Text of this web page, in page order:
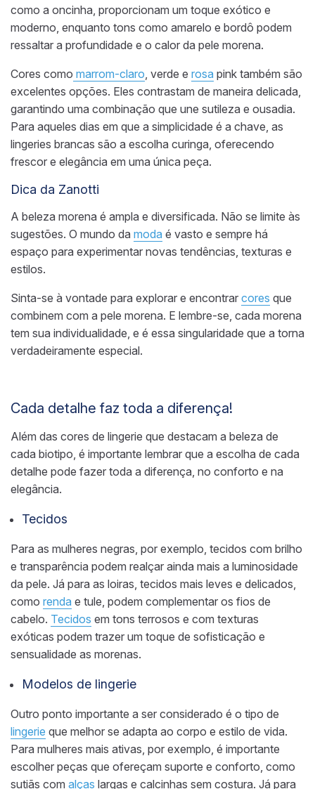
como a oncinha, proporcionam um toque exótico e
moderno, enquanto tons como amarelo e bordô podem
ressaltar a profundidade e o calor da pele morena.
Cores como marrom-claro , verde e rosa pink também são
excelentes opções. Eles contrastam de maneira delicada,
garantindo uma combinação que une sutileza e ousadia.
Para aqueles dias em que a simplicidade é a chave, as
lingeries brancas são a escolha curinga, oferecendo
frescor e elegância em uma única peça.
Dica da Zanotti
A beleza morena é ampla e diversificada. Não se limite às
sugestões. O mundo da moda é vasto e sempre há
espaço para experimentar novas tendências, texturas e
estilos.
Sinta-se à vontade para explorar e encontrar cores que
combinem com a pele morena. E lembre-se, cada morena
tem sua individualidade, e é essa singularidade que a torna
verdadeiramente especial.
Cada detalhe faz toda a diferença!
Além das cores de lingerie que destacam a beleza de
cada biotipo, é importante lembrar que a escolha de cada
detalhe pode fazer toda a diferença, no conforto e na
elegância.
Tecidos
Para as mulheres negras, por exemplo, tecidos com brilho
e transparência podem realçar ainda mais a luminosidade
da pele. Já para as loiras, tecidos mais leves e delicados,
como renda e tule, podem complementar os fios de
cabelo. Tecidos em tons terrosos e com texturas
exóticas podem trazer um toque de sofisticação e
sensualidade as morenas.
Modelos de lingerie
Outro ponto importante a ser considerado é o tipo de
lingerie que melhor se adapta ao corpo e estilo de vida.
Para mulheres mais ativas, por exemplo, é importante
escolher peças que ofereçam suporte e conforto, como
sutiãs com alças largas e calcinhas sem costura. Já para